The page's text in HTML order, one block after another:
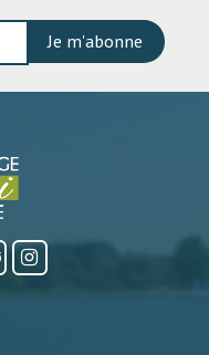
Je m'abonne